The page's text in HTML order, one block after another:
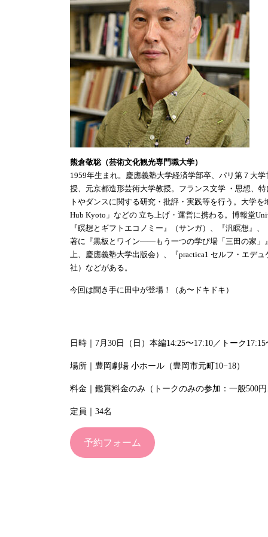
熊倉敬聡（芸術文化観光専門職大学）
1959年生まれ。慶應義塾大学経済学部卒、パリ第７大
授、元京都造形芸術大学教授。フランス文学 ・思想、
トやダンスに関する研究・批評・実践等を行う。大学
Hub Kyoto」などの 立ち上げ・運営に携わる。博報堂
『瞑想とギフトエコノミー』（サンガ）、『汎瞑想』
著に『黒板とワイン――もう一つの学び場「三田の家」
上、慶應義塾大学出版会）、『practica1 セルフ・エデ
社）などがある。
今回は聞き手に田中が登場！（あ〜ドキドキ）
日時｜7月30日（日）本編14:25〜17:10／トーク17:15
場所｜豊岡劇場 小ホール（豊岡市元町10−18）
料金｜鑑賞料金のみ（トークのみの参加：一般500
定員｜34名
予約フォーム